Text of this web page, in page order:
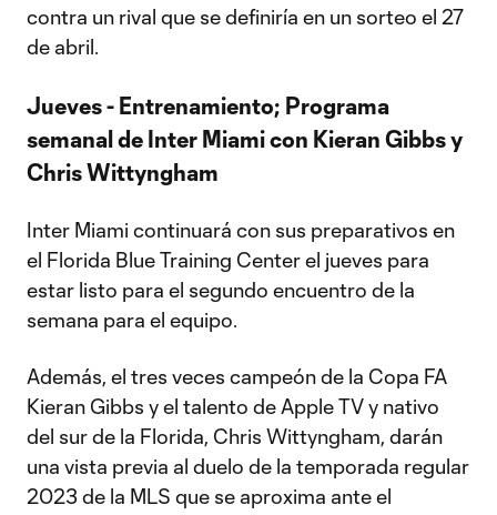
contra un rival que se definiría en un sorteo el 27
de abril.
Jueves - Entrenamiento; Programa
semanal de Inter Miami con Kieran Gibbs y
Chris Wittyngham
Inter Miami continuará con sus preparativos en
el Florida Blue Training Center el jueves para
estar listo para el segundo encuentro de la
semana para el equipo.
Además, el tres veces campeón de la Copa FA
Kieran Gibbs y el talento de Apple TV y nativo
del sur de la Florida, Chris Wittyngham, darán
una vista previa al duelo de la temporada regular
2023 de la MLS que se aproxima ante el